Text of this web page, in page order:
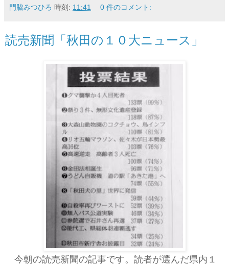
門脇みつひろ 時刻: 11:41 0 件のコメント:
読売新聞「秋田の１０大ニュース」
今朝の読売新聞の記事です。読者が選んだ県内１